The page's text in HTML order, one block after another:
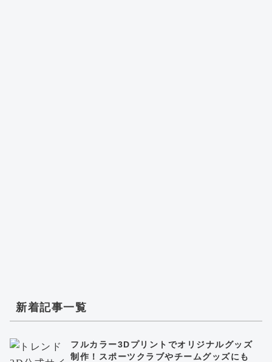
新着記事一覧
フルカラー3Dプリントでオリジナルグッズ
制作！スポーツクラブやチームグッズにも